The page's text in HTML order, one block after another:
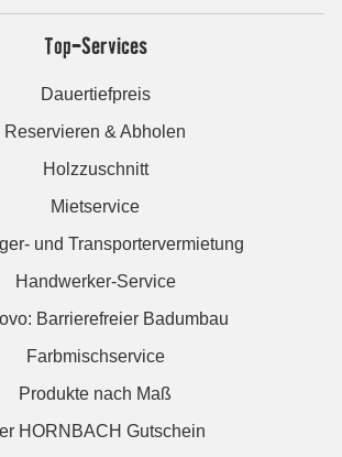
Top-Services
Dauertiefpreis
Reservieren & Abholen
Holzzuschnitt
Mietservice
und Transportervermietung
Handwerker-Service
Barrierefreier Badumbau
Farbmischservice
Produkte nach Maß
HORNBACH Gutschein